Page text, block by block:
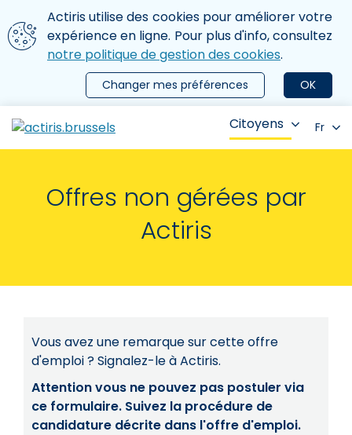
Aller au contenu principal
Nous utilisons des cookies
Actiris utilise des cookies pour améliorer votre
expérience en ligne. Pour plus d'info, consultez
notre politique de gestion des cookies.
OK
Changer mes préférences
le menu
Citoyens Fr
Offres non gérées par
Actiris
Vous avez une remarque sur cette offre
d'emploi ? Signalez-le à Actiris.
Attention vous ne pouvez pas postuler via
ce formulaire. Suivez la procédure de
candidature décrite dans l'offre d'emploi.